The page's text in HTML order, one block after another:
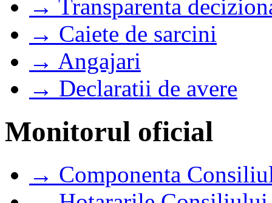
→ Transparenta
→ Caiete de sarcini
→ Angajari
→ Declaratii de avere
Monitorul oficial
→ Componenta